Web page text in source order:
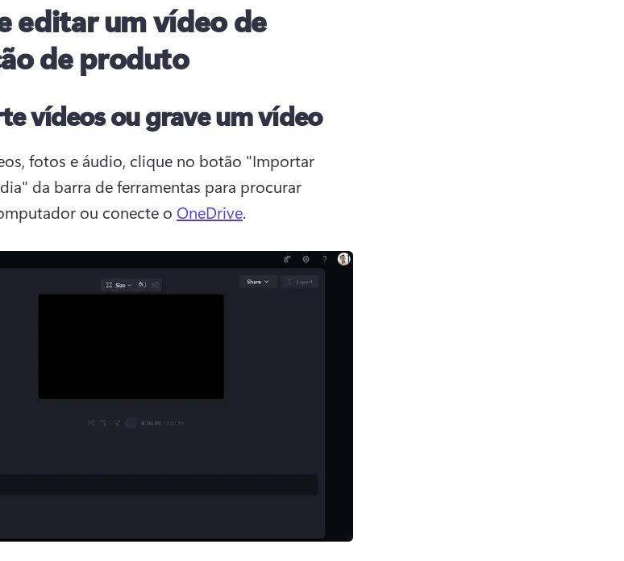
editar um vídeo de
de produto
vídeos ou grave um vídeo
fotos e áudio, clique no botão "Importar
da barra de ferramentas para procurar
ou conecte o OneDrive.